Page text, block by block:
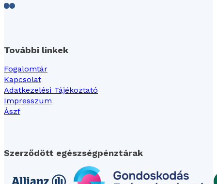
Follow us on Facebook
Follow us on LinkedIn
További linkek
Fogalomtár
Kapcsolat
Adatkezelési Tájékoztató
Impresszum
Ászf
Szerződött egészségpénztárak